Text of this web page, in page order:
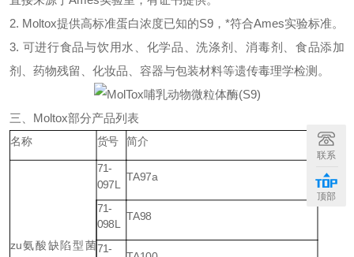
2. Moltox提供高标准蛋白浓度已知的S9 ， *符合Ames实验标准。
3. 可进行食品与饮用水、化学品、洗涤剂、消毒剂、食品添加
剂、药物残留、化妆品、容器与包装材料等遗传毒理学检测。
三、 Moltox部分产品列表
+
名称 货号 简介
zu氨酸缺陷型菌
71-
097L
TA97a
71-
098L
TA98
71-
联系
顶部